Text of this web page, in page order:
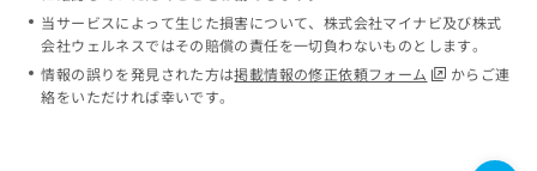
当サービスによって生じた損害について、株式会社マイナビ及び株式
会社ウェルネスではその賠償の責任を一切負わないものとします。
情報の誤りを発見された方は掲載情報の修正依頼フォーム
からご連
絡をいただければ幸いです。